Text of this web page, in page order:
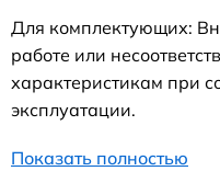
Для комплектующих:
работе или
характеристикам при
эксплуатации.
Показать полностью